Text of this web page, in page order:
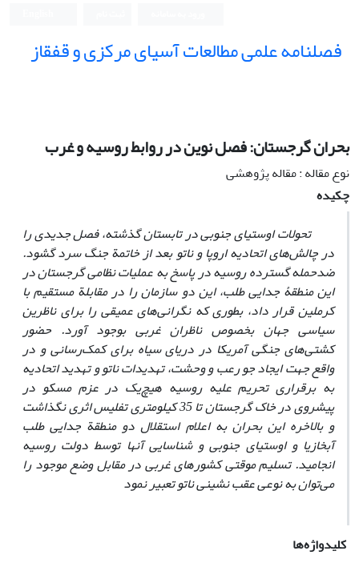
فصلنامه علمی مطالعات آسیای مرکزی و قفقاز
بحران گرجستان: فصل نوین در روابط روسیه و غرب
نوع مقاله : مقاله پژوهشی
چکیده
تحولات اوستیای جنوبی در تابستان گذشته، فصل جدیدی را
در چالش‌های اتحادیه اروپا و ناتو بعد از خاتمة جنگ سرد گشود.
ضد‌حمله گسترده روسیه در پاسخ به عملیات نظامی گرجستان در
این منطقۀ جدایی طلب، این دو سازمان را در مقابلة مستقیم با
کرملین قرار داد، بطوری که نگرانی‌های عمیقی را برای ناظرین
سیاسی جهان بخصوص ناظران غربی بوجود آورد. حضور
کشتی‌های جنگی آمریکا در دریای سیاه برای کمک‌رسانی و در
واقع جهت ایجاد جو رعب و وحشت، تهدیدات ناتو و تهدید اتحادیه
به برقراری تحریم علیه روسیه هیچ‌یک در عزم مسکو در
پیشروی در خاک گرجستان تا 35 کیلومتری تفلیس اثری نگذاشت
و بالاخره این بحران به اعلام استقلال دو منطقة جدایی طلب
آبخازیا و اوستیای جنوبی و شناسایی آنها توسط دولت روسیه
انجامید. تسلیم موقتی کشورهای غربی در مقابل وضع موجود را
می‌توان به نوعی عقب نشینی ناتو تعبیر نمود
کلیدواژه‌ها